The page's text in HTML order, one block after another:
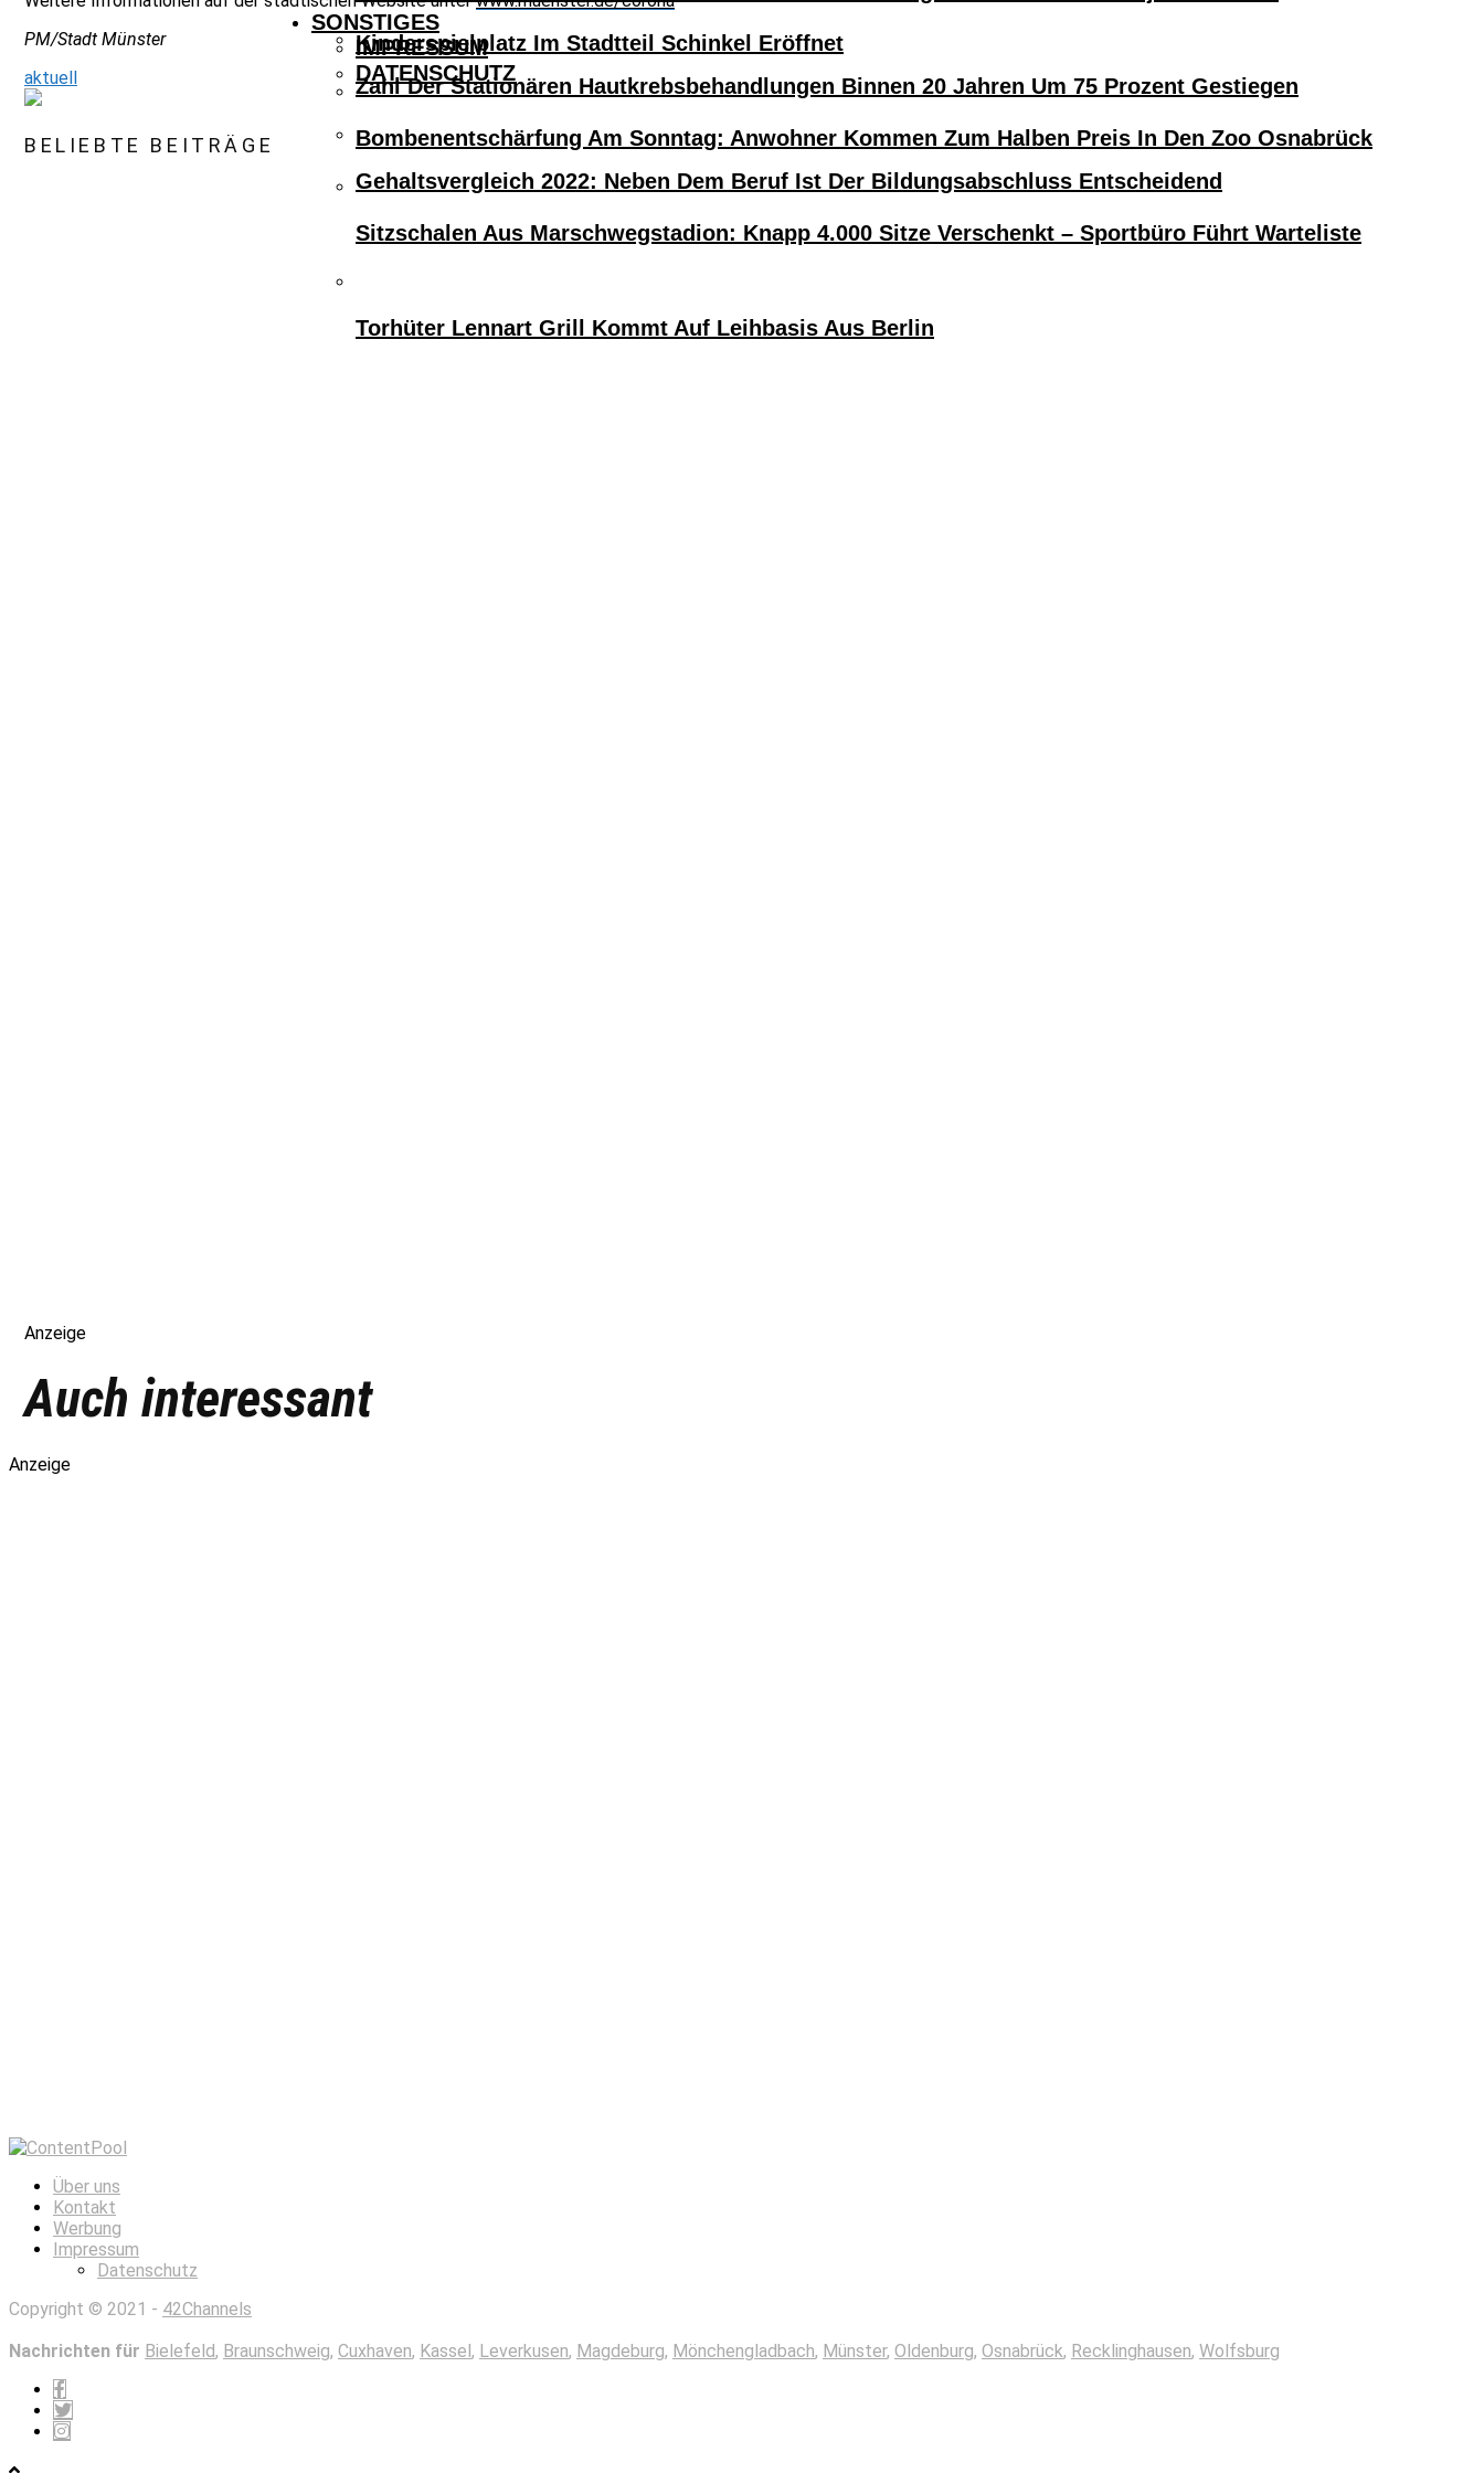
Zahl Der Stationären Hautkrebsbehandlungen Binnen 20 Jahren Um 75 Prozent Gestiegen
Gehaltsvergleich 2022: Neben Dem Beruf Ist Der Bildungsabschluss Entscheidend
Kinderspielplatz Im Stadtteil Schinkel Eröffnet
Bombenentschärfung Am Sonntag: Anwohner Kommen Zum Halben Preis In Den Zoo Osnabrück
Sitzschalen Aus Marschwegstadion: Knapp 4.000 Sitze Verschenkt – Sportbüro Führt Warteliste
Torhüter Lennart Grill Kommt Auf Leihbasis Aus Berlin
SONSTIGES
IMPRESSUM
DATENSCHUTZ
PM/Stadt Münster
aktuell
BELIEBTE BEITRÄGE
Anzeige
Auch interessant
Anzeige
Über uns
Kontakt
Werbung
Impressum
Datenschutz
Copyright © 2021 - 42Channels
Nachrichten für Bielefeld, Braunschweig, Cuxhaven, Kassel, Leverkusen, Magdeburg, Mönchengladbach, Münster, Oldenburg, Osnabrück, Recklinghausen, Wolfsburg